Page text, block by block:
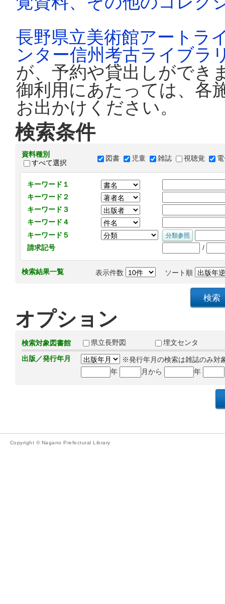
長野県立美術館アートラ
ンター信州考古ライブラ
が、予約や貸出しができ
御利用にあたっては、各
お出かけください。
検索条件
資料種別
すべて選択
図書 児童 雑誌 視聴覚
キーワード１
キーワード２
キーワード３
キーワード４
キーワード５
請求記号
/
検索結果一覧 表示件数 ソート順
オプション
検索対象図書館 県立長野図
埋文センタ
出版／発行年月
※発行年月の検索は雑誌のみ対
年
月から 年
Copyright © Nagano Prefectural Library